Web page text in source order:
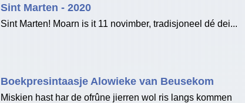
Sint Marten - 2020
Sint Marten! Moarn is it 11 novimber, tradisjoneel dé dei...
Boekpresintaasje Alowieke van Beusekom
Miskien hast har de ofrûne jierren wol ris langs kommen